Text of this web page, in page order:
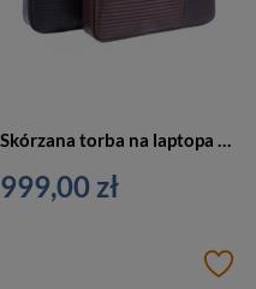
999,00 zł